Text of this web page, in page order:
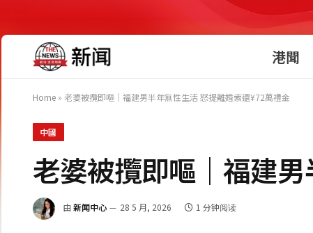
港聞
Home » 老婆被攬即嘔｜福建男半年無性生活 怒提離婚索還¥72萬禮金
中國
老婆被攬即嘔｜福建
由 新闻中心 28 5 月, 2026 1 分钟阅读